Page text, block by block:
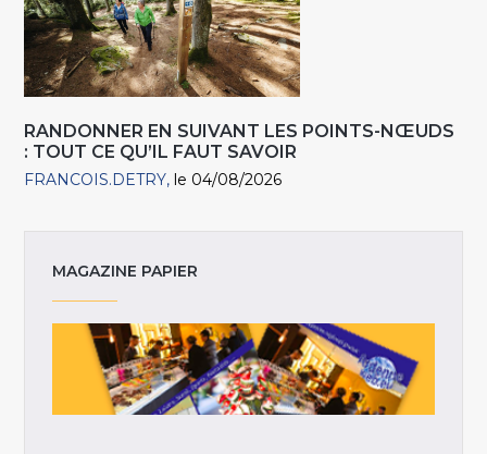
RANDONNER EN SUIVANT LES POINTS-NŒUDS
: TOUT CE QU’IL FAUT SAVOIR
FRANCOIS.DETRY le 04/08/2026
MAGAZINE PAPIER